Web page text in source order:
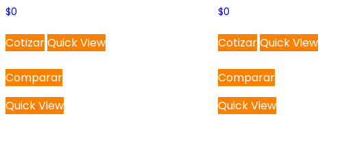
$0
CotizarQuick View
Comparar
Quick View
$0
CotizarQuick View
Comparar
Quick View